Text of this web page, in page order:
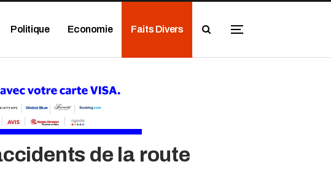
Politique Economie Faits Divers
de la route